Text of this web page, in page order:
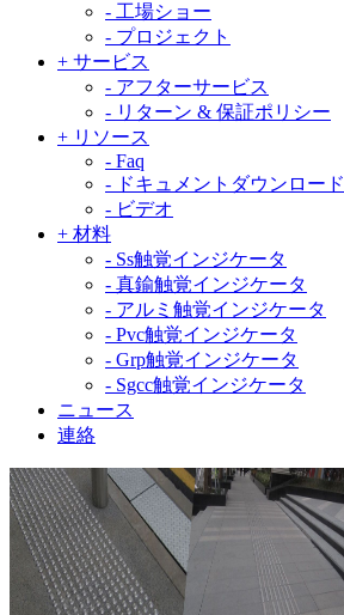
- 工場ショー
- プロジェクト
+ サービス
- アフターサービス
- リターン & 保証ポリシー
+ リソース
- Faq
- ドキュメントダウンロード
- ビデオ
+ 材料
- Ss触覚インジケータ
- 真鍮触覚インジケータ
- アルミ触覚インジケータ
- Pvc触覚インジケータ
- Grp触覚インジケータ
- Sgcc触覚インジケータ
ニュース
連絡